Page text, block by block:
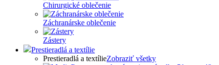
Chirurgické oblečenie
Záchranárske oblečenie
Zástery
Prestieradlá a textílie
Prestieradlá a textílieZobraziť všetky